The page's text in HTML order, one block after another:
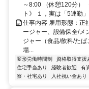
～8:00 （休憩120分）
ト》 １，実は「5連勤
仕事内容 雇用形態：正
ージャー、設備保全/メ
ジャー（食品/飲料/た
場...
変形労働時間制 資格取得支援
住宅手当あり
経験者歓迎 有
寮・社宅あり
入社祝い金あり